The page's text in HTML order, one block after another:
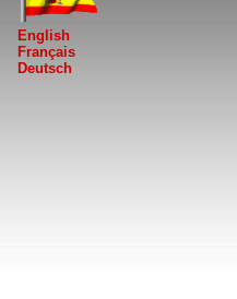
English
Français
Deutsch